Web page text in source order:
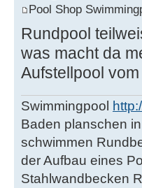
Pool Shop
Rundpool
was macht da
Aufstellpool
Swimmingpool
Baden planschen
schwimmen
der Aufbau eines
Stahlwandbecken